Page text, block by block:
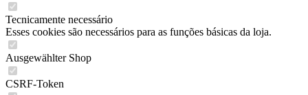
Tecnicamente necessário
Esses cookies são necessários para as funções básicas da loja.
Ausgewählter Shop
CSRF-Token